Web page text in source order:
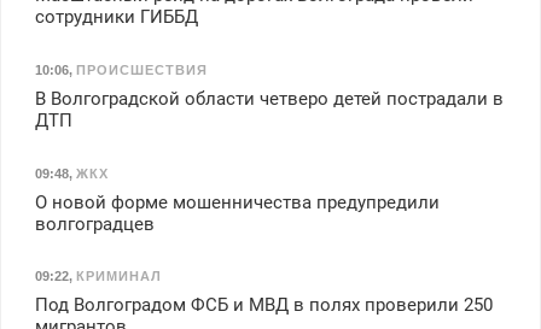
сотрудники ГИББД
10:06, ПРОИСШЕСТВИЯ
В Волгоградской области четверо детей пострадали в
ДТП
09:48, ЖКХ
О новой форме мошенничества предупредили
волгоградцев
09:22, КРИМИНАЛ
Под Волгоградом ФСБ и МВД в полях проверили 250